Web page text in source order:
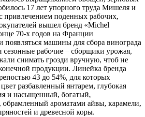
17 лет упорного труда Мишеля и
привлечением поденных рабочих,
вышел бренд «Michel
70-х годов на Франции
появляться машины для сбора винограда
сезонные рабочие – сборщики урожая,
снимать грозди вручную, чтоб не
продукции. Линейка бренда
43 до 54%, для которых
разбавленный янтарем, глубокая
и насыщенный, богатый,
ароматами айвы, карамели,
и древесной коры.